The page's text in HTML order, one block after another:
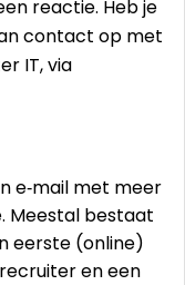
reactie. Heb je
contact op met
IT, via
e‑mail met meer
Meestal bestaat
eerste (online)
en een